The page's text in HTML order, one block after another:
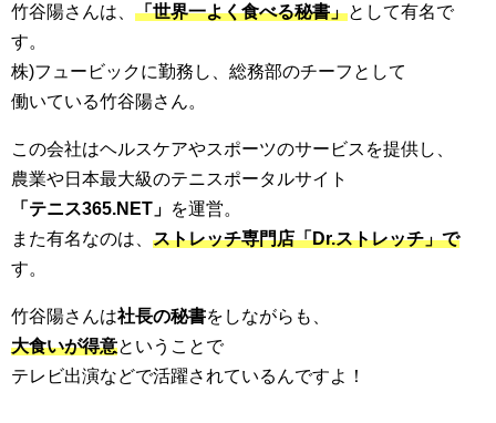
竹谷陽さんは、 「世界一よく食べる秘書」として有名で
す。
株)フュービックに勤務し、総務部のチーフとして
働いている竹谷陽さん。
この会社はヘルスケアやスポーツのサービスを提供し、
農業や日本最大級のテニスポータルサイト
「テニス365.NET」 を運営。
また有名なのは、 ストレッチ専門店「Dr.ストレッチ」で
す。
竹谷陽さんは社長の秘書をしながらも、
大食いが得意ということで
テレビ出演などで活躍されているんですよ！